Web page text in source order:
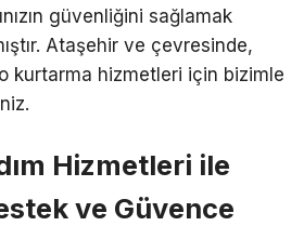
güvenliğini sağlamak
Ataşehir ve çevresinde,
kurtarma hizmetleri için bizimle
Hizmetleri ile
ve Güvence